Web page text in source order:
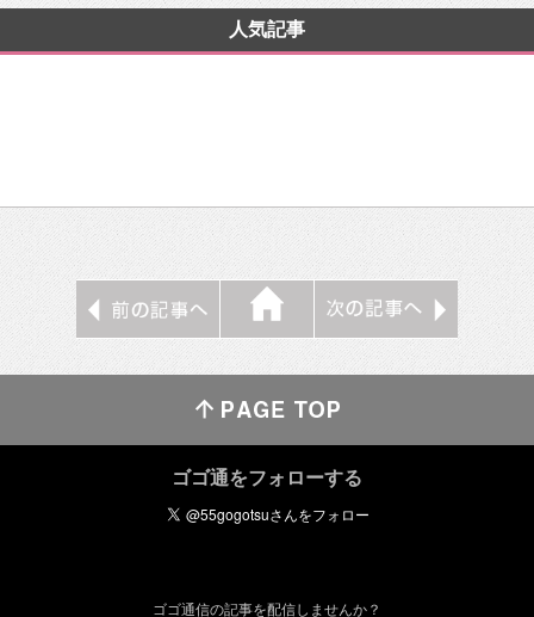
人気記事
ゴゴ通をフォローする
ゴゴ通信の記事を配信しませんか？